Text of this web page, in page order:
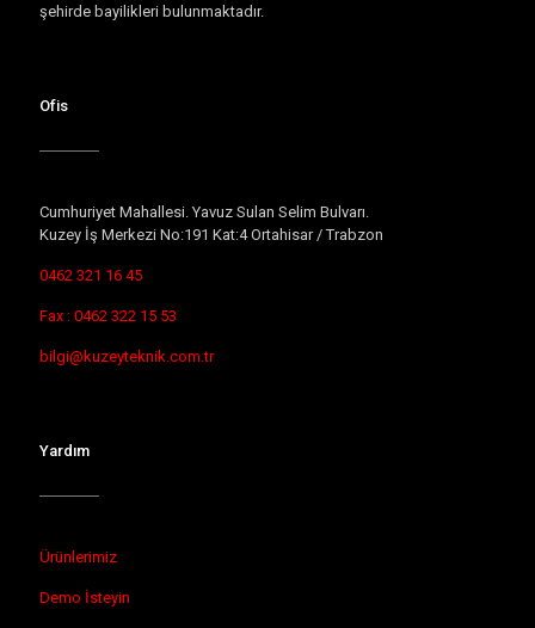
şehirde bayilikleri bulunmaktadır.
Ofis
Cumhuriyet Mahallesi. Yavuz Sulan Selim Bulvarı.
Kuzey İş Merkezi No:191 Kat:4 Ortahisar / Trabzon
0462 321 16 45
Fax : 0462 322 15 53
bilgi@kuzeyteknik.com.tr
Yardım
Ürünlerimiz
Demo İsteyin